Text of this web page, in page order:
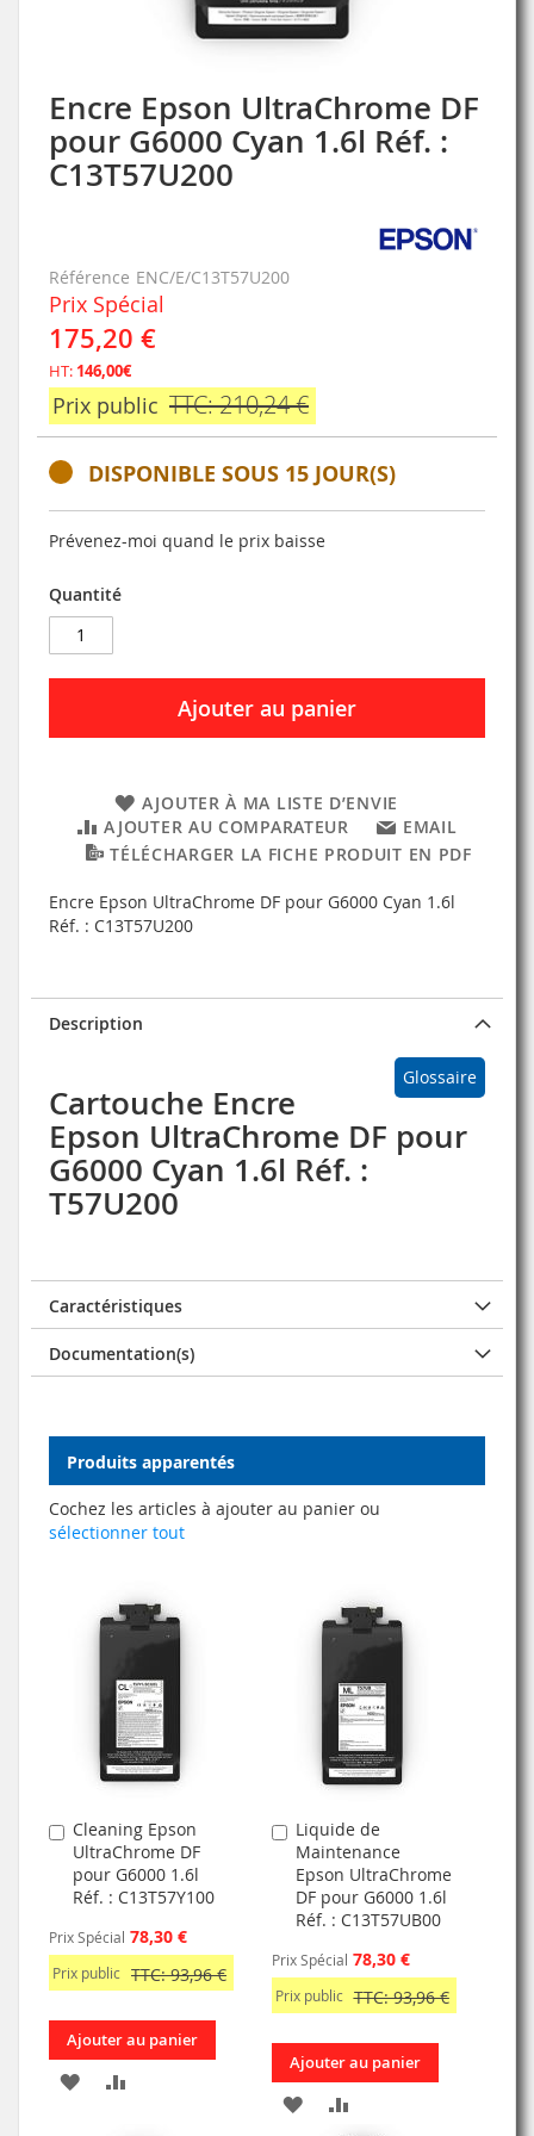
Encre Epson UltraChrome DF
pour G6000 Cyan 1.6l Réf. :
C13T57U200
Référence ENC/E/C13T57U200
Prix Spécial
175,20 €
HT: 146,00€
Prix public TTC: 210,24 €
DISPONIBLE SOUS 15 JOUR(S)
Prévenez-moi quand le prix baisse
Quantité
Ajouter au panier
AJOUTER À MA LISTE D’ENVIE
AJOUTER AU COMPARATEUR
EMAIL
TÉLÉCHARGER LA FICHE PRODUIT EN PDF
Encre Epson UltraChrome DF pour G6000 Cyan 1.6l
Réf. : C13T57U200
Skip
to
the
beginning
gallery
Description
Glossaire
Cartouche Encre
Epson UltraChrome DF pour
G6000 Cyan 1.6l Réf. :
T57U200
Caractéristiques
Documentation(s)
Produits apparentés
Cochez les articles à ajouter au panier ou
sélectionner tout
Cleaning Epson
UltraChrome DF
pour G6000 1.6l
Réf. : C13T57Y100
Prix Spécial 78,30 €
Prix public TTC: 93,96 €
Ajouter
au
panier
Ajouter au panier
AJOUTER
Liquide de
Maintenance
Epson UltraChrome
DF pour G6000 1.6l
Réf. : C13T57UB00
Prix Spécial 78,30 €
Prix public TTC: 93,96 €
Ajouter
au
panier
Ajouter au panier
AJOUTER